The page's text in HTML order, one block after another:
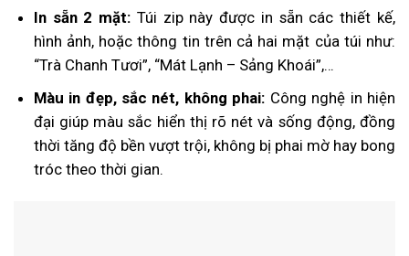
In sẵn 2 mặt: Túi zip này được in sẵn các thiết kế,
hình ảnh, hoặc thông tin trên cả hai mặt của túi như:
“Trà Chanh Tươi”, “Mát Lạnh – Sảng Khoái”,…
Màu in đẹp, sắc nét, không phai: Công nghệ in hiện
đại giúp màu sắc hiển thị rõ nét và sống động, đồng
thời tăng độ bền vượt trội, không bị phai mờ hay bong
tróc theo thời gian.